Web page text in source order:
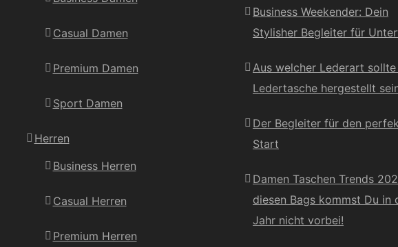
Casual Damen
Premium Damen
Sport Damen
Herren
Business Herren
Casual Herren
Premium Herren
Business Weekender: Dein
Stylisher Begleiter für
Aus welcher Lederart
Ledertasche hergestellt
Der Begleiter für den
Start
Damen Taschen Trends
diesen Bags kommst Du in
Jahr nicht vorbei!